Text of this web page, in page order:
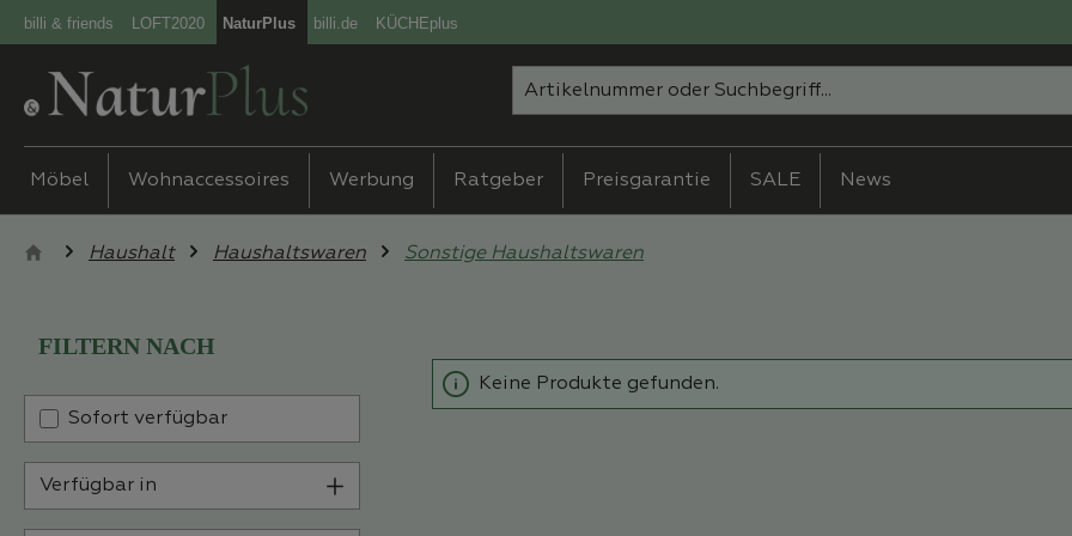
Hauptinhalt springen
Zur Suche springen
Zur Hauptnavigation springen
billi & friends LOFT2020 NaturPlus billi.de KÜCHEplus
Möbel Wohnaccessoires Werbung Ratgeber Preisgarantie SALE News
Haushalt Haushaltswaren Sonstige Haushaltswaren
FILTERN NACH
Sofort verfügbar
Verfügbar in
Keine Produkte gefunden.